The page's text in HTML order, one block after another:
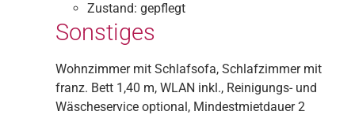
Zustand: gepflegt
Sonstiges
Wohnzimmer mit Schlafsofa, Schlafzimmer mit
franz. Bett 1,40 m, WLAN inkl., Reinigungs- und
Wäscheservice optional, Mindestmietdauer 2